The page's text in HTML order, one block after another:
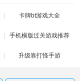
卡牌bt游戏大全
手机横版过关游戏推荐
升级靠打怪手游